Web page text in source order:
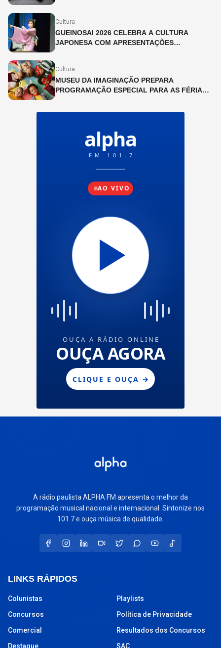
Cultura
GUEINOSAI 2026 CELEBRA A CULTURA
JAPONESA COM APRESENTAÇÕES
Cultura
MUSEU DA IMAGINAÇÃO PREPARA
PROGRAMAÇÃO ESPECIAL PARA AS FÉRIAS
A rádio paulista ALPHA FM apresenta o melhor da
programação musical nacional e internacional. Sintonize nos
101.7 e ouça música de qualidade.
LINKS RÁPIDOS
Colunistas
Concursos
Comercial
Destaque
Playlists
Política de Privacidade
Resultados dos Concursos
SAC